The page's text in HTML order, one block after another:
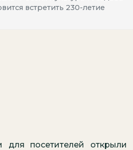
встретить 230-летие
для посетителей открыли